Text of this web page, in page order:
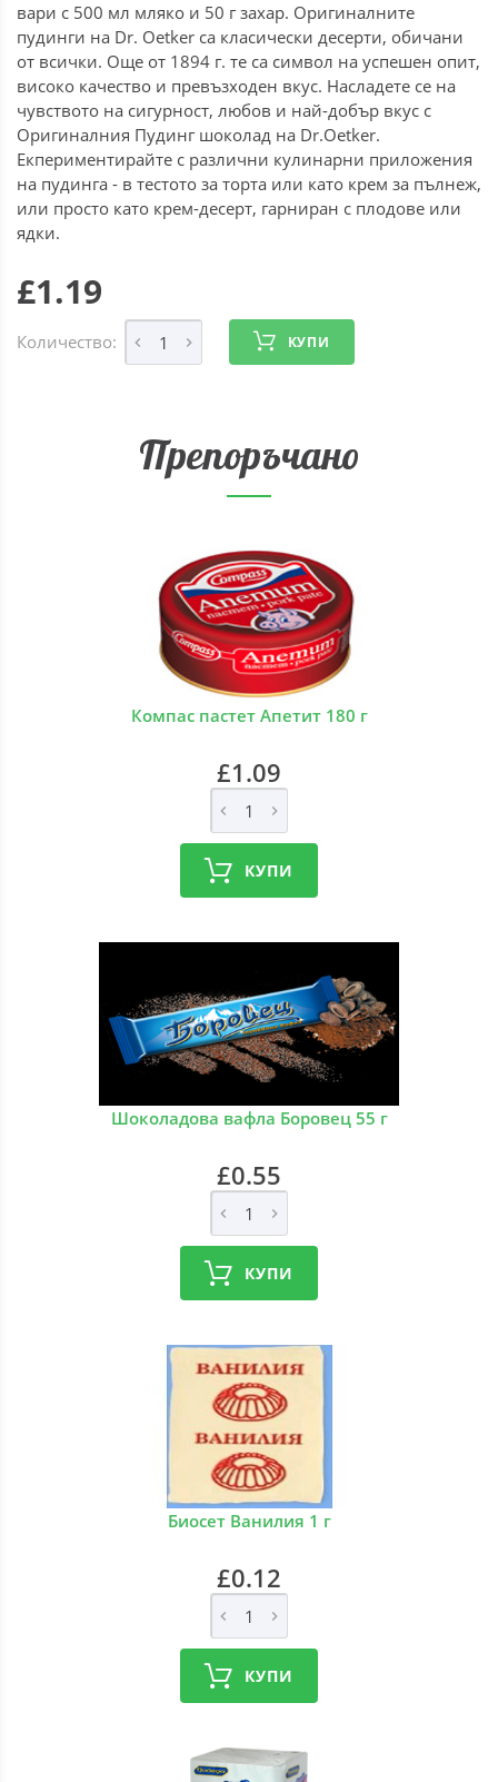
вари с 500 мл мляко и 50 г захар. Оригиналните
пудинги на Dr. Oetker са класически десерти, обичани
от всички. Още от 1894 г. те са символ на успешен опит,
високо качество и превъзходен вкус. Насладете се на
чувството на сигурност, любов и най-добър вкус с
Оригиналния Пудинг шоколад на Dr.Oetker.
Екпериментирайте с различни кулинарни приложения
на пудинга - в тестото за торта или като крем за пълнеж,
или просто като крем-десерт, гарниран с плодове или
ядки.
£1.19
Количество: КУПИ
Препоръчано
Компас пастет Апетит 180 г
£1.09
КУПИ
Шоколадова вафла Боровец 55 г
£0.55
КУПИ
Биосет Ванилия 1 г
£0.12
КУПИ